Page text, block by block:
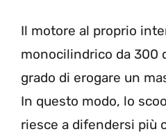
Il motore al proprio
monocilindrico da 300
grado di erogare un
In questo modo, lo
riesce a difendersi più